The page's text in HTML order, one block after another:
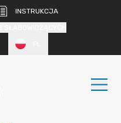
INSTRUKCJA